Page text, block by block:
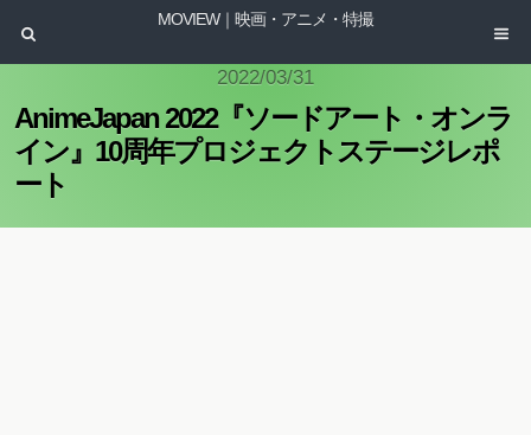
MOVIEW｜映画・アニメ・特撮
2022/03/31
AnimeJapan 2022『ソードアート・オンラ
イン』10周年プロジェクトステージレポ
ート